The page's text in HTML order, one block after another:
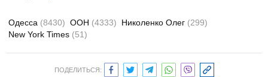
Одесса (8430) ООН (4333) Николенко Олег (299)
New York Times (51)
ПОДЕЛИТЬСЯ: